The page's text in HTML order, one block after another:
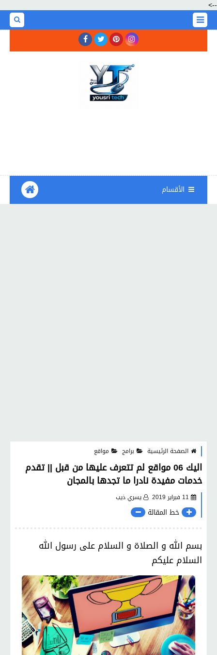
-->
الأقسام
الصفحة الرئيسية برامج مواقع
اليك 06 مواقع لم تتعرف عليها من قبل || تقدم
خدمات مفيدة نادرا ما تجدها بالمجان
11 فبراير 2019 يسري ذيب
خط المقالة
بسم الله و الصلاة و السلام على رسول الله
السلام عليكم